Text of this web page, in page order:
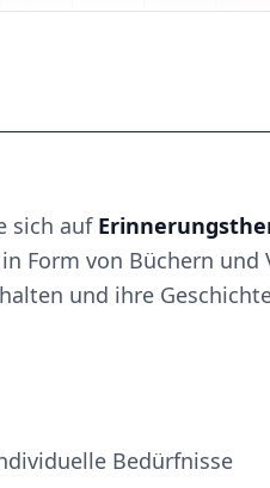
sich auf
in Form von Büchern und
und ihre
Bedürfnisse